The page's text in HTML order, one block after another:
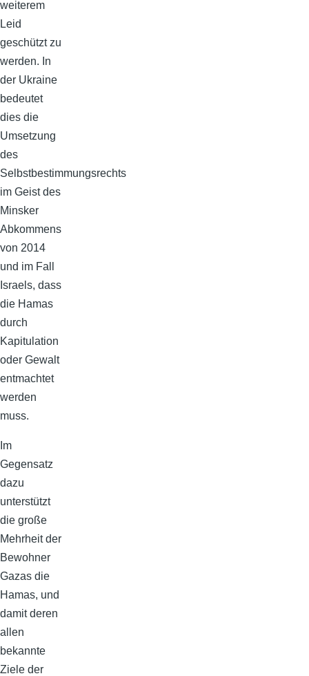
weiterem
Leid
geschützt zu
werden. In
der Ukraine
bedeutet
dies die
Umsetzung
des
Selbstbestimmungsrechts
im Geist des
Minsker
Abkommens
von 2014
und im Fall
Israels, dass
die Hamas
durch
Kapitulation
oder Gewalt
entmachtet
werden
muss.
Im
Gegensatz
dazu
unterstützt
die große
Mehrheit der
Bewohner
Gazas die
Hamas, und
damit deren
allen
bekannte
Ziele der